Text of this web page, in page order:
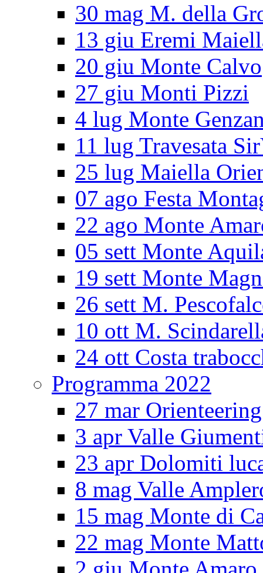
30 mag M. della
13 giu Eremi
20 giu Monte Calvo
27 giu Monti Pizzi
4 lug Monte
11 lug Travesata
25 lug Maiella
07 ago Festa
22 ago Monte
05 sett Monte
19 sett Monte
26 sett M.
10 ott M.
24 ott Costa
Programma 2022
27 mar Orienteering
3 apr Valle
23 apr Dolomiti
8 mag Valle
15 mag Monte di
22 mag Monte